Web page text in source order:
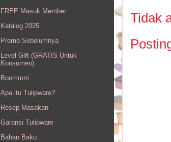
Tidak
FREE Masuk Member
Katalog 2025
Promo Sebelumnya
Level Gift (GRATIS Untuk
Konsumen)
Boommm
Apa itu Tulipware?
Resep Masakan
Garansi Tulipware
Bahan Baku